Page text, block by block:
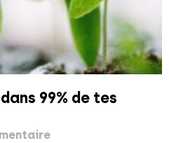
99% de tes